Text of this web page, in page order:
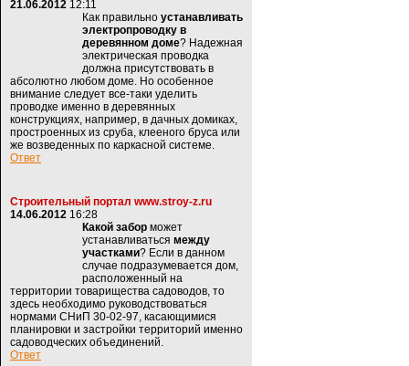
21.06.2012 12:11
Как правильно устанавливать
электропроводку в
деревянном доме? Надежная
электрическая проводка
должна присутствовать в
абсолютно любом доме. Но особенное
внимание следует все-таки уделить
проводке именно в деревянных
конструкциях, например, в дачных домиках,
простроенных из сруба, клееного бруса или
же возведенных по каркасной системе.
Ответ
Строительный портал www.stroy-z.ru
14.06.2012 16:28
Какой забор может
устанавливаться между
участками? Если в данном
случае подразумевается дом,
расположенный на
территории товарищества садоводов, то
здесь необходимо руководствоваться
нормами СНиП 30-02-97, касающимися
планировки и застройки территорий именно
садоводческих объединений.
Ответ